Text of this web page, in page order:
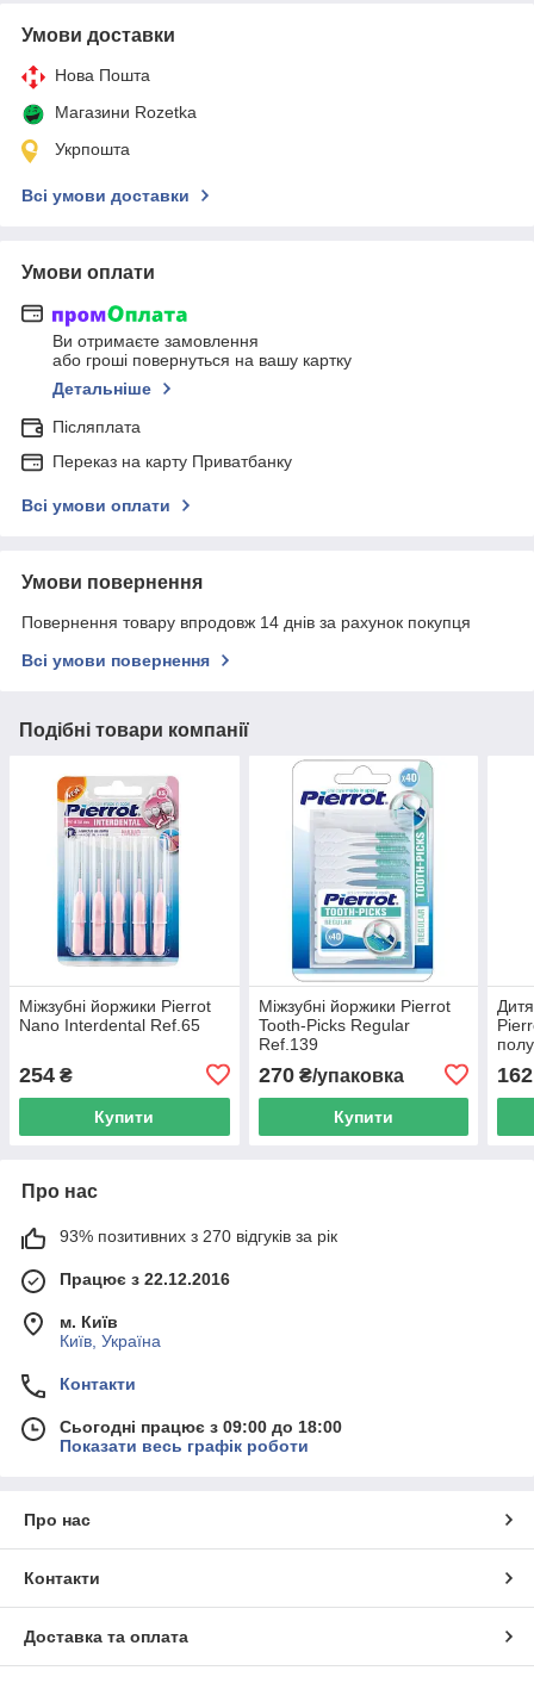
Умови доставки
Нова Пошта
Магазини Rozetka
Укрпошта
Всі умови доставки
Умови оплати
Ви отримаєте замовлення
або гроші повернуться на вашу картку
Детальніше
Післяплата
Переказ на карту Приватбанку
Всі умови оплати
Умови повернення
Повернення товару впродовж 14 днів за рахунок покупця
Всі умови повернення
Подібні товари компанії
Міжзубні йоржики Pierrot
Nano Interdental Ref.65
254 ₴
Купити
Міжзубні йоржики Pierrot
Tooth-Picks Regular
Ref.139
270₴/упаковка
Купити
162
Про нас
93% позитивних з 270 відгуків за рік
Працює з 22.12.2016
м. Київ
Київ, Україна
Контакти
Сьогодні працює з 09:00 до 18:00
Показати весь графік роботи
Про нас
Контакти
Доставка та оплата